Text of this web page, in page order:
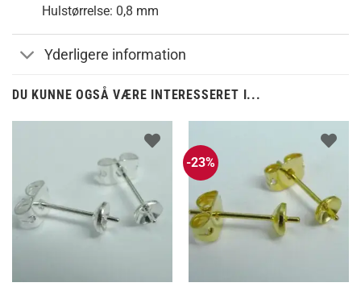
Hulstørrelse: 0,8 mm
Yderligere information
DU KUNNE OGSÅ VÆRE INTERESSERET I...
-23%